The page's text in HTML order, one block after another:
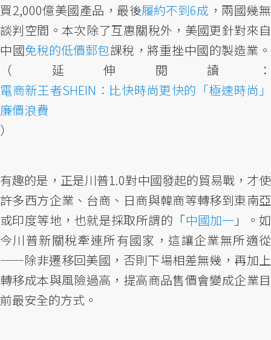
買2,000億美國產品，最後履約不到6成 ，兩國幾無
談判空間。本次除了互惠關稅外，美國更針對來自
中國免稅的低價郵包課稅，將重挫中國的製造業。
（延伸閱讀：
電商新王者SHEIN：比快時尚更快的「極速時尚」
廉價浪費
）
有趣的是，正是川普1.0對中國發起的貿易戰，才使
許多西方企業、台商、日商與韓商等轉移到東南亞
或印度等地，也就是採取所謂的「中國加一」。如
今川普新關稅牽連所有國家，這讓企業無所適從
——除非遷移回美國，否則下場相差無幾，再加上
轉移成本與風險過高，提高商品售價會變成企業目
前最安全的方式。